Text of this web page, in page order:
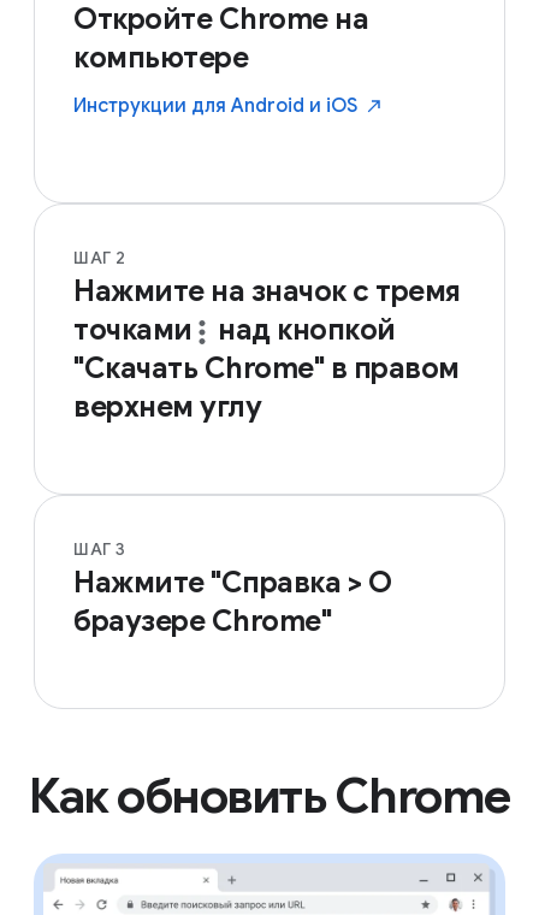
Откройте Chrome на
компьютере
Инструкции для Android и iOS
ШАГ 2
Нажмите на значок с тремя
точками
над кнопкой
"Скачать Chrome" в правом
верхнем углу
ШАГ 3
Нажмите "Справка > О
браузере Chrome"
Как обновить Chrome